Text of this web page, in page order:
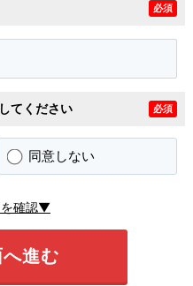
必須
てください 必須
同意しない
確認▼